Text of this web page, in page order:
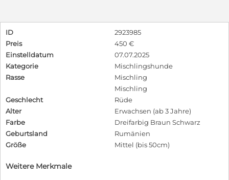
ID
2923985
Preis
450 €
Einstelldatum
07.07.2025
Kategorie
Mischlingshunde
Rasse
Mischling
Mischling
Geschlecht
Rüde
Alter
Erwachsen (ab 3 Jahre)
Farbe
Dreifarbig Braun Schwarz
Geburtsland
Rumänien
Größe
Mittel (bis 50cm)
Weitere Merkmale